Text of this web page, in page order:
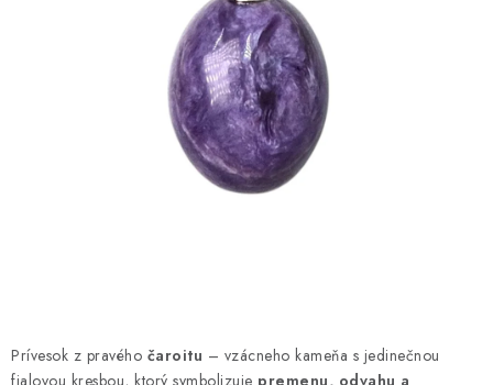
Poradňa
Ako nakupovať
Recenzie zákazníkov
Prívesok z pravého čaroitu – vzácneho kameňa s jedinečnou
fialovou kresbou, ktorý symbolizuje premenu, odvahu a